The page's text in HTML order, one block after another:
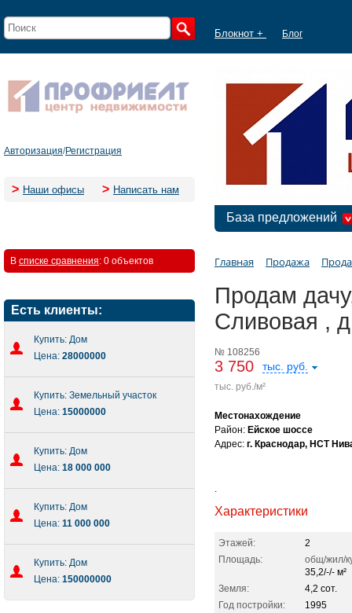
Блокнот + Блог
Авторизация/Регистрация
> Наши офисы > Написать нам
База предложений
В списке сравнения: 0 объектов
Есть клиенты:
Купить: Дом
Цена: 28000000
Купить: Земельный участок
Цена: 15000000
Купить: Дом
Цена: 18 000 000
Купить: Дом
Цена: 11 000 000
Купить: Дом
Цена: 150000000
Главная Продажа
Продам
Сливовая ,
№ 108256
3 750 тыс. руб.
тыс. руб./м²
Местонахождение
Район: Ейское шоссе
Адрес: г. Краснодар, НСТ
.
Характеристики
Этажей:
2
Площадь:
общ/жил/
35,2/-/- м²
Земля:
4,2 сот.
Год постройки:
1995